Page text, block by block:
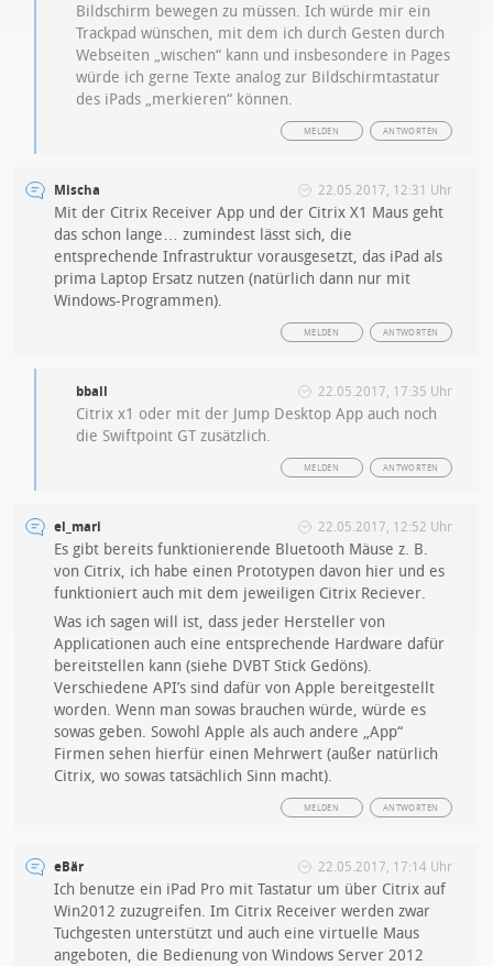
Bildschirm bewegen zu müssen. Ich würde mir ein
Trackpad wünschen, mit dem ich durch Gesten durch
Webseiten „wischen“ kann und insbesondere in Pages
würde ich gerne Texte analog zur Bildschirmtastatur
des iPads „merkieren“ können.
ANTWORTEN
MELDEN
Mischa 22.05.2017, 12:31 Uhr
Mit der Citrix Receiver App und der Citrix X1 Maus geht
das schon lange… zumindest lässt sich, die
entsprechende Infrastruktur vorausgesetzt, das iPad als
prima Laptop Ersatz nutzen (natürlich dann nur mit
Windows-Programmen).
ANTWORTEN
MELDEN
bball 22.05.2017, 17:35 Uhr
Citrix x1 oder mit der Jump Desktop App auch noch
die Swiftpoint GT zusätzlich.
ANTWORTEN
MELDEN
el_mari 22.05.2017, 12:52 Uhr
Es gibt bereits funktionierende Bluetooth Mäuse z. B.
von Citrix, ich habe einen Prototypen davon hier und es
funktioniert auch mit dem jeweiligen Citrix Reciever.
Was ich sagen will ist, dass jeder Hersteller von
Applicationen auch eine entsprechende Hardware dafür
bereitstellen kann (siehe DVBT Stick Gedöns).
Verschiedene API’s sind dafür von Apple bereitgestellt
worden. Wenn man sowas brauchen würde, würde es
sowas geben. Sowohl Apple als auch andere „App“
Firmen sehen hierfür einen Mehrwert (außer natürlich
Citrix, wo sowas tatsächlich Sinn macht).
ANTWORTEN
MELDEN
eBär 22.05.2017, 17:14 Uhr
Ich benutze ein iPad Pro mit Tastatur um über Citrix auf
Win2012 zuzugreifen. Im Citrix Receiver werden zwar
Tuchgesten unterstützt und auch eine virtuelle Maus
angeboten, die Bedienung von Windows Server 2012